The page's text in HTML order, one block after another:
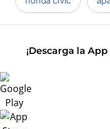
¡Descarga la